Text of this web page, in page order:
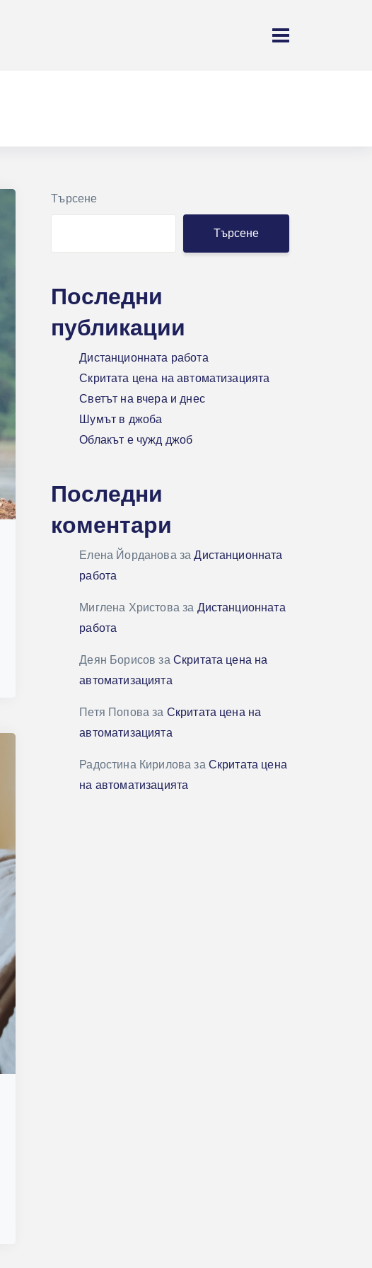
Търсене
Търсене
Последни
публикации
Дистанционната работа
Скритата цена на автоматизацията
Светът на вчера и днес
Шумът в джоба
Облакът е чужд джоб
Последни
коментари
Елена ЙордановазаДистанционната
работа
Миглена Христоваза Дистанционната
работа
Деян Борисов заСкритата цена на
автоматизацията
Петя Поповаза Скритата цена на
автоматизацията
Радостина КириловазаСкритата цена
на автоматизацията